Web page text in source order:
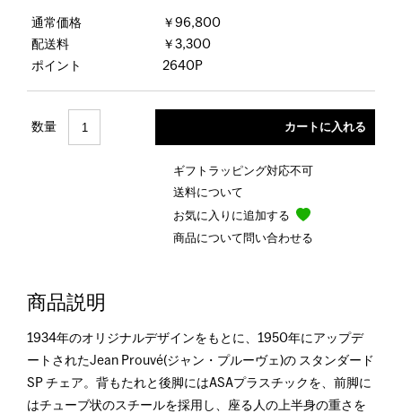
通常価格
￥96,800
配送料
￥3,300
ポイント
2640P
数量
ギフトラッピング対応不可
送料について
お気に入りに追加する
商品について問い合わせる
商品説明
1934年のオリジナルデザインをもとに、1950年にアップデ
ートされたJean Prouvé(ジャン・プルーヴェ)の スタンダード
SP チェア。背もたれと後脚にはASAプラスチックを、前脚に
はチューブ状のスチールを採用し、座る人の上半身の重さを